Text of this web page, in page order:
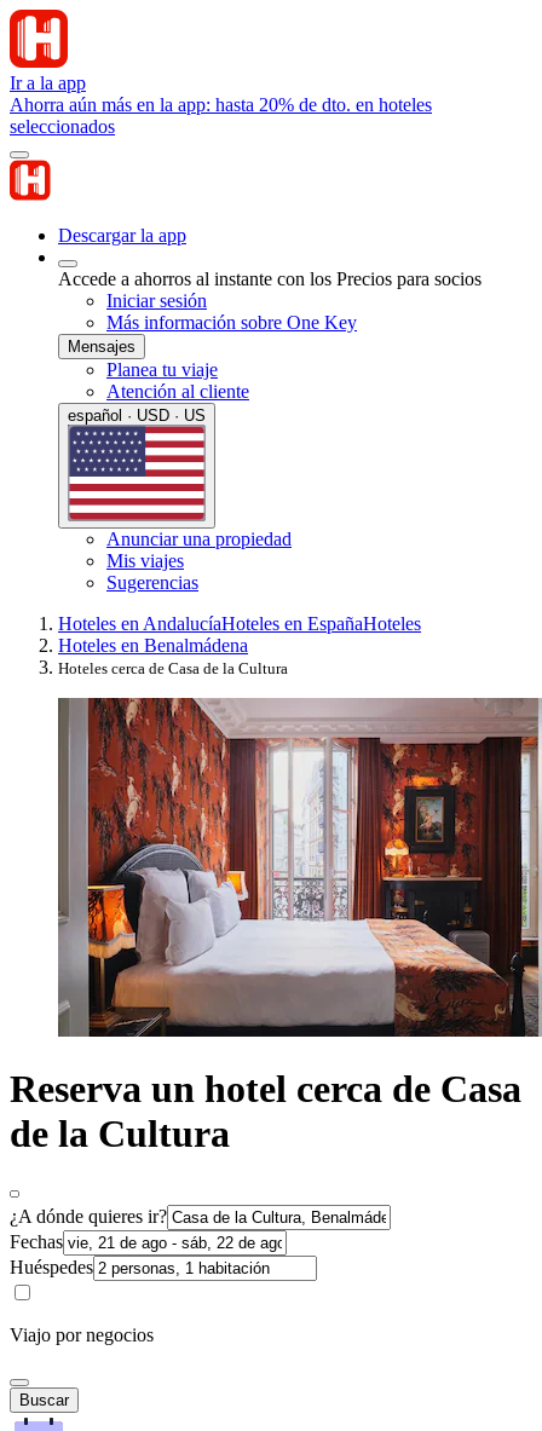
Ir a la app
Ahorra aún más en la app: hasta 20% de dto. en hoteles
seleccionados
Descargar la app
Accede a ahorros al instante con los Precios para socios
Iniciar sesión
Más información sobre One Key
Mensajes
Planea tu viaje
Atención al cliente
español · USD · US
Anunciar una propiedad
Mis viajes
Sugerencias
Hoteles en AndalucíaHoteles en EspañaHoteles
Hoteles en Benalmádena
Hoteles cerca de Casa de la Cultura
Reserva un hotel cerca de Casa
de la Cultura
¿A dónde quieres ir?
Fechas
Huéspedes
Viajo por negocios
Buscar